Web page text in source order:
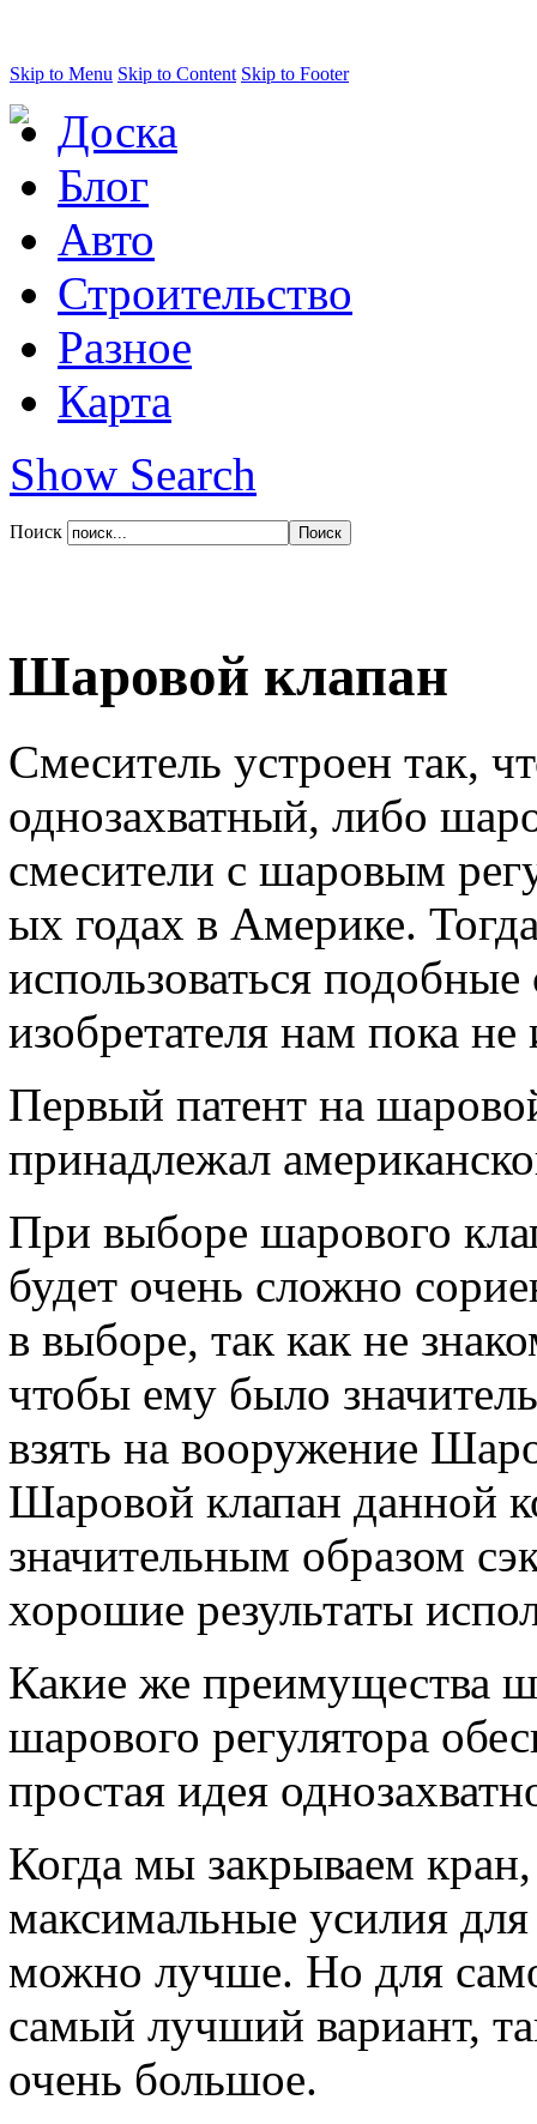
Skip to Menu Skip to Content Skip to Footer
Доска
Блог
Авто
Строительство
Разное
Карта
Show Search
Поиск
Шаровой клапан
Смеситель устроен так,
однозахватный, либо
смесители с шаровым
ых годах в Америке.
использоваться
изобретателя нам пока не
Первый патент на
принадлежал
При выборе шарового
будет очень сложно
в выборе, так как не
чтобы ему было
взять на вооружение
Шаровой клапан данной
значительным образом
хорошие результаты
Какие же преимущества
шарового регулятора
простая идея
Когда мы закрываем
максимальные усилия для
можно лучше. Но для
самый лучший вариант,
очень большое.